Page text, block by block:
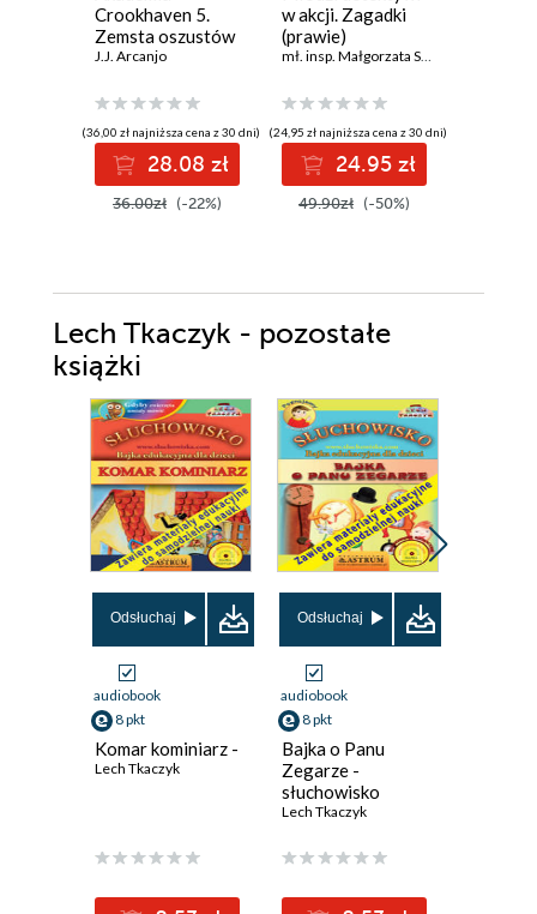
Crookhaven 5.
Zemsta oszustów
J.J. Arcanjo
(36,00 zł najniższa cena z 30 dni)
28.08 zł
36.00zł (-22%)
w akcji. Zagadki
(prawie)
kryminalne
mł. insp. Małgorzata Sokołowska
(24,95 zł najniższa cena z 30 dni)
24.95 zł
49.90zł (-50%)
Lech Tkaczyk - pozostałe
książki
Odsłuchaj
audiobook
8 pkt
Komar kominiarz -
Lech Tkaczyk
Odsłuchaj
audiobook
8 pkt
Bajka o Panu
Zegarze -
słuchowisko
edukacyjne dla
Lech Tkaczyk